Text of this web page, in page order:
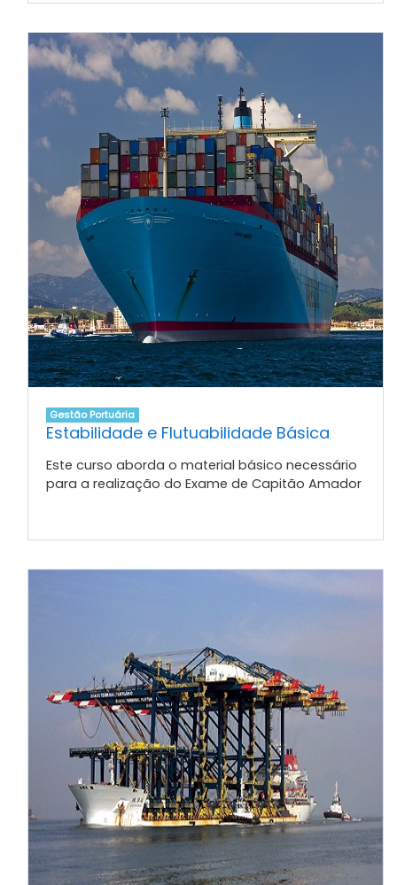
Gestão Portuária
Estabilidade e Flutuabilidade Básica
Este curso aborda o material básico necessário
para a realização do Exame de Capitão Amador